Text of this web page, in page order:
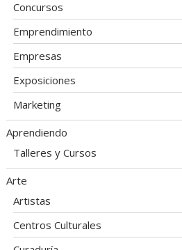
Concursos
Emprendimiento
Empresas
Exposiciones
Marketing
Aprendiendo
Talleres y Cursos
Arte
Artistas
Centros Culturales